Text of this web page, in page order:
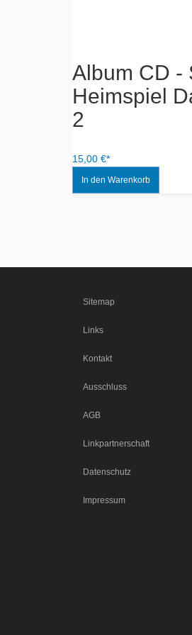
Heimspiel
2
Sitemap
Links
Kontakt
Ausschluss
AGB
Linkpartnerschaft
Datenschutz
Impressum